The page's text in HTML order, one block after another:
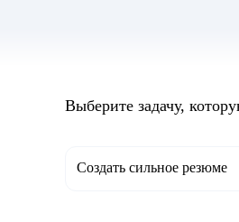
Выберите задачу,
Создать сильное резюме